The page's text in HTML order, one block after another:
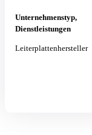
Unternehmenstyp,
Dienstleistungen
Leiterplattenhersteller